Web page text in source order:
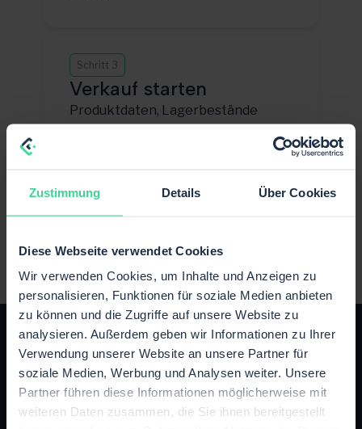
Zustimmung Details Über Cookies
Diese Webseite verwendet Cookies
Wir verwenden Cookies, um Inhalte und Anzeigen zu
personalisieren, Funktionen für soziale Medien anbieten
zu können und die Zugriffe auf unsere Website zu
analysieren. Außerdem geben wir Informationen zu Ihrer
Verwendung unserer Website an unsere Partner für
soziale Medien, Werbung und Analysen weiter. Unsere
Partner führen diese Informationen möglicherweise mit
weiteren Daten zusammen, die Sie ihnen bereitgestellt
Schritt 3
Verkauf starten
Produktdaten, Lagerbestände
Das passende Paket für dein